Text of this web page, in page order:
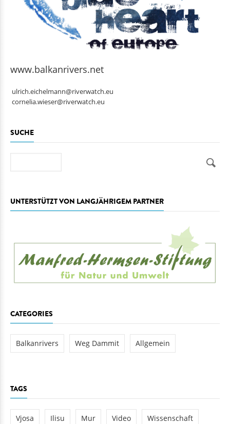
www.balkanrivers.net
ulrich.eichelmann@riverwatch.eu
cornelia.wieser@riverwatch.eu
SUCHE
UNTERSTÜTZT VON LANGJÄHRIGEM PARTNER
CATEGORIES
Balkanrivers Weg Dammit Allgemein
TAGS
Vjosa Ilisu Mur Video Wissenschaft